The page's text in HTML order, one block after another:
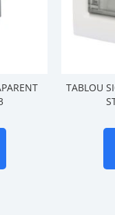
TABLOU